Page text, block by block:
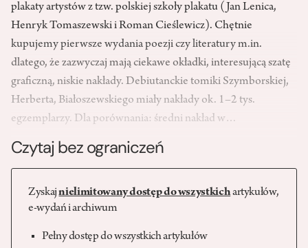
plakaty artystów z tzw. polskiej szkoły plakatu (Jan Lenica,
Henryk Tomaszewski i Roman Cieślewicz). Chętnie
kupujemy pierwsze wydania poezji czy literatury m.in.
dlatego, że zazwyczaj mają ciekawe okładki, interesującą szatę
graficzną, niskie nakłady. Debiutanckie tomiki Szymborskiej,
Herberta, Białoszewskiego miały nakłady ok. 1–2 tys.
egzemplarzy. Dla porównania: średni nakład w…
Czytaj bez ograniczeń
Zyskajnielimitowany dostęp do wszystkichartykułów,
e-wydań i archiwum
Pełny dostęp do wszystkich artykułów